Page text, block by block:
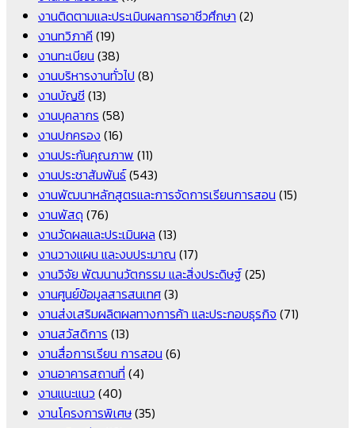
งานติดตามและประเมินผลการอาชีวศึกษา (2)
งานทวิภาคี (19)
งานทะเบียน (38)
งานบริหารงานทั่วไป (8)
งานบัญชี(13)
งานบุคลากร (58)
งานปกครอง (16)
งานประกันคุณภาพ (11)
งานประชาสัมพันธ์(543)
งานพัฒนาหลักสูตรและการจัดการเรียนการสอน (15)
งานพัสดุ (76)
งานวัดผลและประเมินผล (13)
งานวางแผน และงบประมาณ (17)
งานวิจัย พัฒนานวัตกรรม และสิ่งประดิษฐ์(25)
งานศูนย์ข้อมูลสารสนเทศ(3)
งานส่งเสริมผลิตผลทางการค้า และประกอบธุรกิจ (71)
งานสวัสดิการ (13)
งานสื่อการเรียน การสอน (6)
งานอาคารสถานที่ (4)
งานแนะแนว (40)
งานโครงการพิเศษ(35)